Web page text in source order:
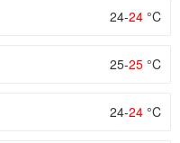
24-24 °C
25-25 °C
24-24 °C